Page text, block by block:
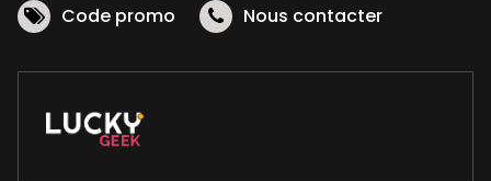
Code promo
Nous contacter